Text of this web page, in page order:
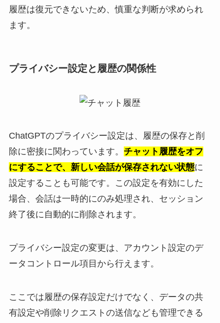
履歴は復元できないため、慎重な判断が求められ
ます。
プライバシー設定と履歴の関係性
ChatGPTのプライバシー設定は、履歴の保存と削
除に密接に関わっています。 チャット履歴をオフ
にすることで、新しい会話が保存されない状態に
設定することも可能です。この設定を有効にした
場合、会話は一時的にのみ処理され、セッション
終了後に自動的に削除されます。
プライバシー設定の変更は、アカウント設定のデ
ータコントロール項目から行えます。
ここでは履歴の保存設定だけでなく、データの共
有設定や削除リクエストの送信なども管理できる